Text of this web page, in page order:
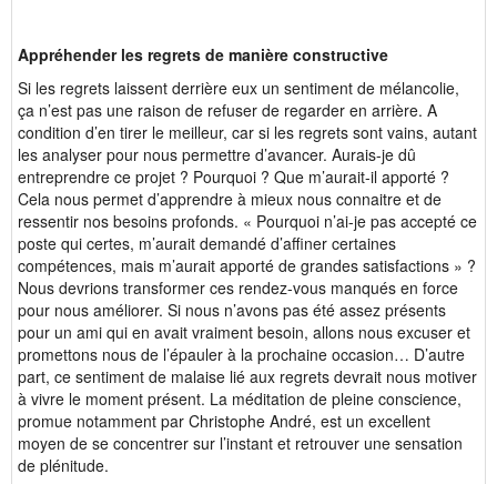
Appréhender les regrets de manière constructive
Si les regrets laissent derrière eux un sentiment de mélancolie,
ça n’est pas une raison de refuser de regarder en arrière. A
condition d’en tirer le meilleur, car si les regrets sont vains, autant
les analyser pour nous permettre d’avancer. Aurais-je dû
entreprendre ce projet ? Pourquoi ? Que m’aurait-il apporté ?
Cela nous permet d’apprendre à mieux nous connaitre et de
ressentir nos besoins profonds. « Pourquoi n’ai-je pas accepté ce
poste qui certes, m’aurait demandé d’affiner certaines
compétences, mais m’aurait apporté de grandes satisfactions » ?
Nous devrions transformer ces rendez-vous manqués en force
pour nous améliorer. Si nous n’avons pas été assez présents
pour un ami qui en avait vraiment besoin, allons nous excuser et
promettons nous de l’épauler à la prochaine occasion… D’autre
part, ce sentiment de malaise lié aux regrets devrait nous motiver
à vivre le moment présent. La méditation de pleine conscience,
promue notamment par Christophe André, est un excellent
moyen de se concentrer sur l’instant et retrouver une sensation
de plénitude.